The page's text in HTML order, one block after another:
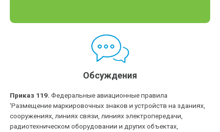
Обсуждения
Приказ 119. Федеральные авиационные правила
'Размещение маркировочных знаков и устройств на зданиях,
сооружениях, линиях связи, линиях электропередачи,
радиотехническом оборудовании и других объектах,